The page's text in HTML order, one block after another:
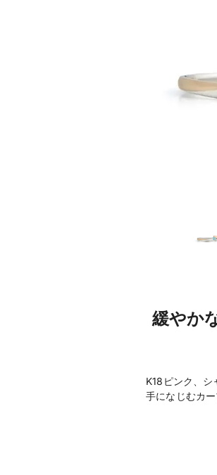
緩やか
K18ピンク、シ
手になじむカ